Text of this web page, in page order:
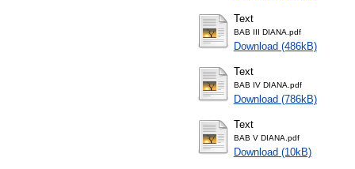
Text
BAB III DIANA.pdf
Download (486kB)
Text
BAB IV DIANA.pdf
Download (786kB)
Text
BAB V DIANA.pdf
Download (10kB)